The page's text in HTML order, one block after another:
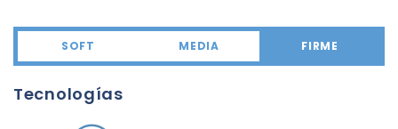
SOFT MEDIA FIRME
Tecnologías